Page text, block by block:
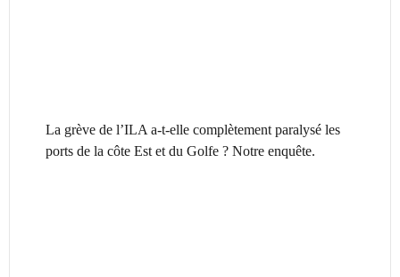
La grève de l’ILA a-t-elle complètement paralysé les
ports de la côte Est et du Golfe ? Notre enquête.